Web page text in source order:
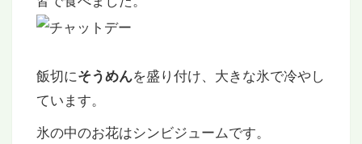
飯切にそうめんを盛り付け、大きな氷で冷やし
ています。
氷の中のお花はシンビジュームです。